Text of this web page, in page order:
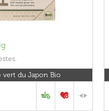
vert du Japon Bio